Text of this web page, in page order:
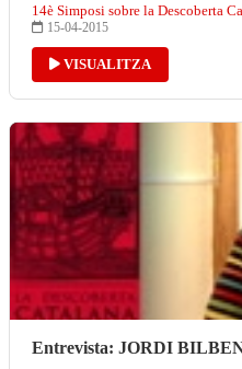
14è Simposi sobre la Descoberta
15-04-2015
VISUALITZA
Entrevista: JORDI